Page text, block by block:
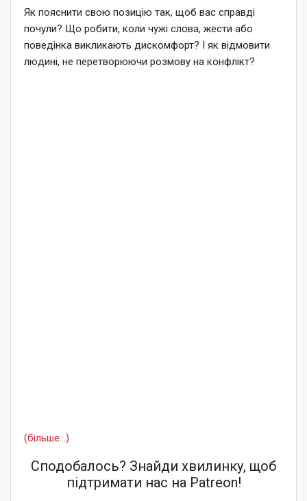
Як пояснити свою позицію так, щоб вас справді
почули? Що робити, коли чужі слова, жести або
поведінка викликають дискомфорт? І як відмовити
людині, не перетворюючи розмову на конфлікт?
(більше…)
Сподобалось? Знайди хвилинку, щоб
підтримати нас на Patreon!